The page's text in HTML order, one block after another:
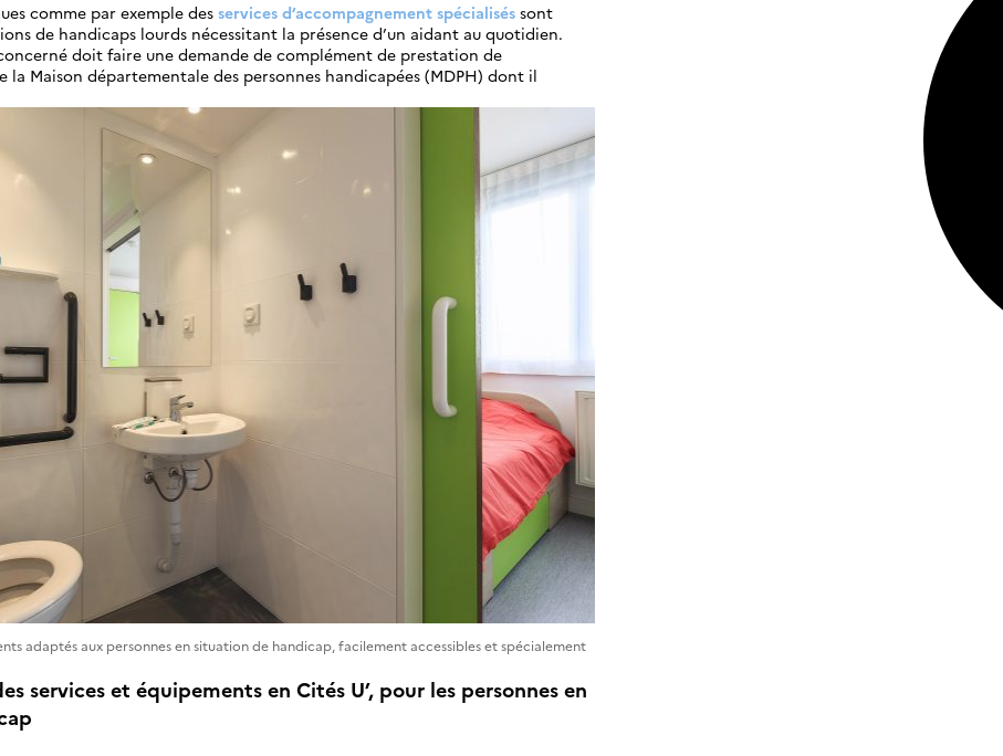
comme par exemple des services d’accompagnement spécialisés sont
de handicaps lourds nécessitant la présence d’un aidant au quotidien.
doit faire une demande de complément de prestation de
la Maison départementale des personnes handicapées (MDPH) dont il
adaptés aux personnes en situation de handicap, facilement accessibles et spécialement
services et équipements en Cités U’, pour les personnes en